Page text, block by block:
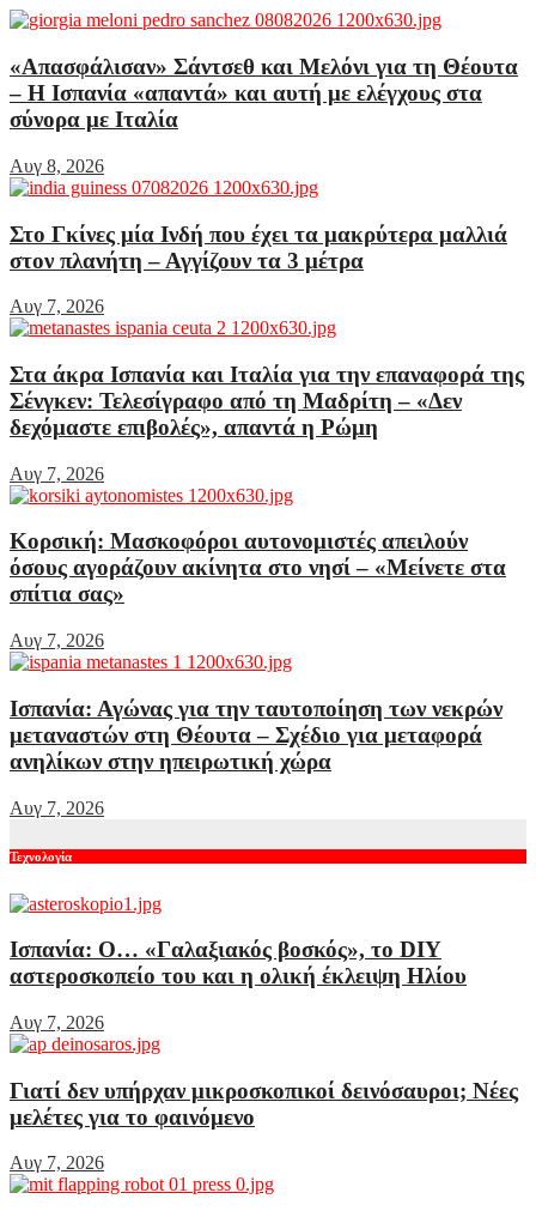
«Απασφάλισαν» Σάντσεθ και Μελόνι για τη Θέουτα
– Η Ισπανία «απαντά» και αυτή με ελέγχους στα
σύνορα με Ιταλία
Αυγ 8, 2026
Στο Γκίνες μία Ινδή που έχει τα μακρύτερα μαλλιά
στον πλανήτη – Αγγίζουν τα 3 μέτρα
Αυγ 7, 2026
Στα άκρα Ισπανία και Ιταλία για την επαναφορά της
Σένγκεν: Τελεσίγραφο από τη Μαδρίτη – «Δεν
δεχόμαστε επιβολές», απαντά η Ρώμη
Αυγ 7, 2026
Κορσική: Μασκοφόροι αυτονομιστές απειλούν
όσους αγοράζουν ακίνητα στο νησί – «Μείνετε στα
σπίτια σας»
Αυγ 7, 2026
Ισπανία: Αγώνας για την ταυτοποίηση των νεκρών
μεταναστών στη Θέουτα – Σχέδιο για μεταφορά
ανηλίκων στην ηπειρωτική χώρα
Αυγ 7, 2026
Τεχνολογία
Ισπανία: Ο… «Γαλαξιακός βοσκός», το DIY
αστεροσκοπείο του και η ολική έκλειψη Ηλίου
Αυγ 7, 2026
Γιατί δεν υπήρχαν μικροσκοπικοί δεινόσαυροι; Νέες
μελέτες για το φαινόμενο
Αυγ 7, 2026